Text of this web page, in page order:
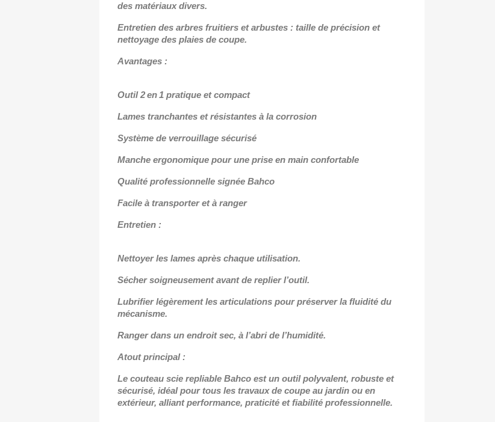
des matériaux divers.
Entretien des arbres fruitiers et arbustes : taille de précision et
nettoyage des plaies de coupe.
Avantages :
Outil 2 en 1 pratique et compact
Lames tranchantes et résistantes à la corrosion
Système de verrouillage sécurisé
Manche ergonomique pour une prise en main confortable
Qualité professionnelle signée Bahco
Facile à transporter et à ranger
Entretien :
Nettoyer les lames après chaque utilisation.
Sécher soigneusement avant de replier l’outil.
Lubrifier légèrement les articulations pour préserver la fluidité du
mécanisme.
Ranger dans un endroit sec, à l’abri de l’humidité.
Atout principal :
Le couteau scie repliable Bahco est un outil polyvalent, robuste et
sécurisé, idéal pour tous les travaux de coupe au jardin ou en
extérieur, alliant performance, praticité et fiabilité professionnelle.